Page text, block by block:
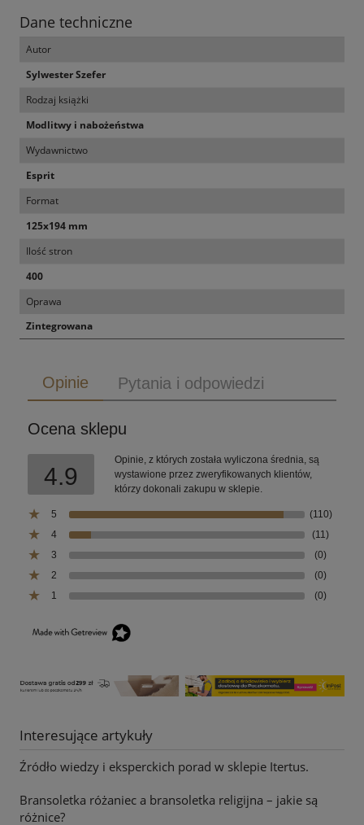
Dane techniczne
Autor
Sylwester Szefer
Rodzaj książki
Modlitwy i nabożeństwa
Wydawnictwo
Esprit
Format
125x194 mm
Ilość stron
400
Oprawa
Zintegrowana
Opinie Pytania i odpowiedzi
Ocena sklepu
4.9
Opinie, z których została wyliczona średnia, są
wystawione przez zweryfikowanych klientów,
którzy dokonali zakupu w sklepie.
5
(110)
4
(11)
3
(0)
2
(0)
1
(0)
Interesujące artykuły
Źródło wiedzy i eksperckich porad w sklepie Itertus.
Bransoletka różaniec a bransoletka religijna – jakie są
różnice?